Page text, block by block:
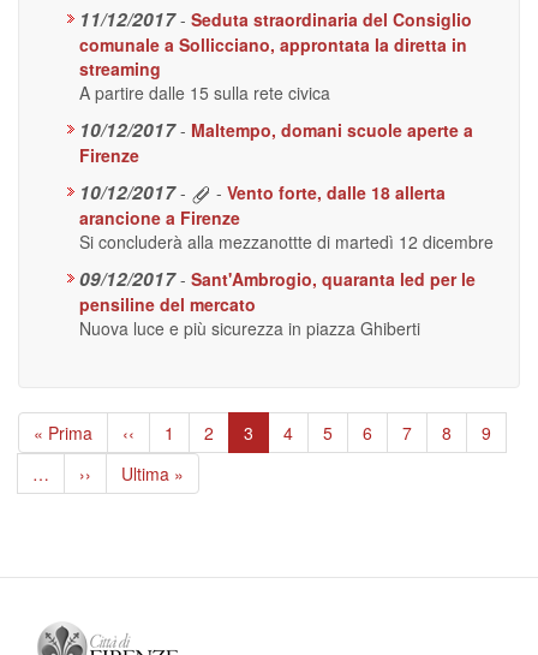
11/12/2017 - Seduta straordinaria del Consiglio
comunale a Sollicciano, approntata la diretta in
streaming
A partire dalle 15 sulla rete civica
10/12/2017 - Maltempo, domani scuole aperte a
Firenze
10/12/2017 - - Vento forte, dalle 18 allerta
arancione a Firenze
Si concluderà alla mezzanottte di martedì 12 dicembre
09/12/2017 - Sant'Ambrogio, quaranta led per le
pensiline del mercato
Nuova luce e più sicurezza in piazza Ghiberti
Paginazione
Prima
pagina
« Prima
Pagina
precedente
‹‹ Page
1 Page
2
Pagina
attuale
3 Page
4 Page
5 Page
6 Page
7 Page
8 Page
9
…
Pagina
successiva
››
Ultima
pagina
Ultima »